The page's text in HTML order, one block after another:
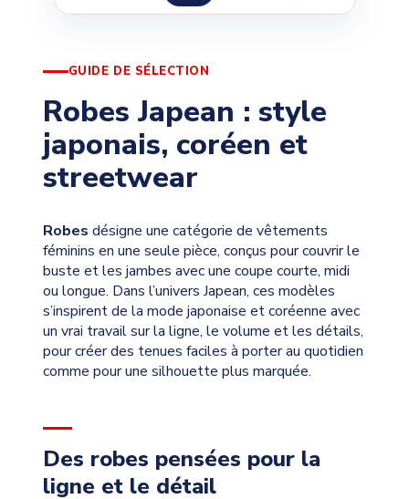
GUIDE DE SÉLECTION
Robes Japean : style
japonais, coréen et
streetwear
Robes désigne une catégorie de vêtements
féminins en une seule pièce, conçus pour couvrir le
buste et les jambes avec une coupe courte, midi
ou longue. Dans l’univers Japean, ces modèles
s’inspirent de la mode japonaise et coréenne avec
un vrai travail sur la ligne, le volume et les détails,
pour créer des tenues faciles à porter au quotidien
comme pour une silhouette plus marquée.
Des robes pensées pour la
ligne et le détail